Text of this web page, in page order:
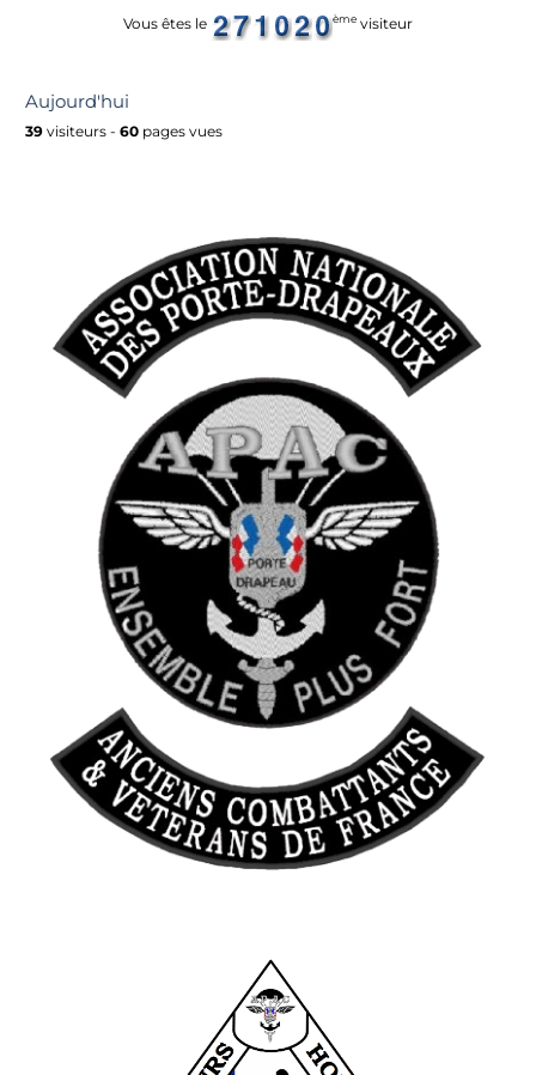
Vous êtes le ème visiteur
Aujourd'hui
39 visiteurs - 60 pages vues